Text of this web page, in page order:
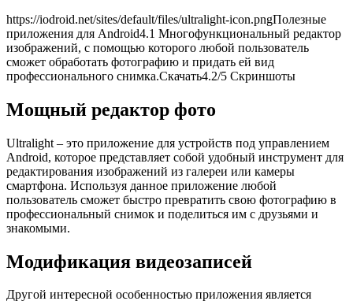
https://iodroid.net/sites/default/files/ultralight-icon.pngПолезные
приложения для Android4.1 Многофункциональный редактор
изображений, с помощью которого любой пользователь
сможет обработать фотографию и придать ей вид
профессионального снимка.Скачать4.2/5 Скриншоты
Мощный редактор фото
Ultralight – это приложение для устройств под управлением
Android, которое представляет собой удобный инструмент для
редактирования изображений из галереи или камеры
смартфона. Используя данное приложение любой
пользователь сможет быстро превратить свою фотографию в
профессиональный снимок и поделиться им с друзьями и
знакомыми.
Модификация видеозаписей
Другой интересной особенностью приложения является